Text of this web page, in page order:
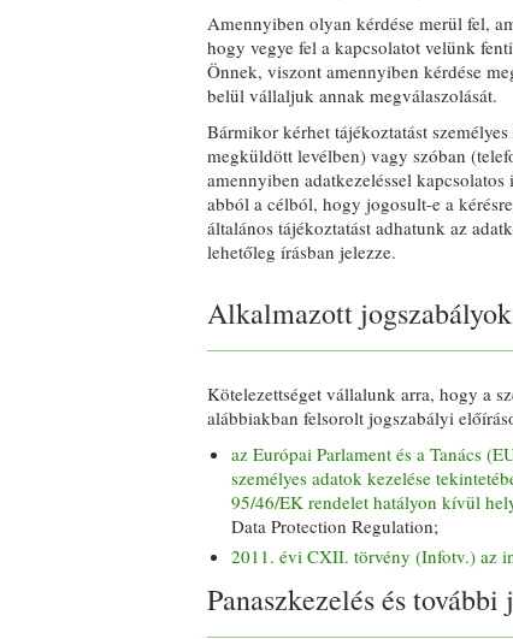
Amennyiben olyan kérdése merül fel,
hogy vegye fel a kapcsolatot velünk
Önnek, viszont amennyiben kérdése
belül vállaljuk annak megválaszolását.
Bármikor kérhet tájékoztatást
megküldött levélben) vagy szóban
amennyiben adatkezeléssel
abból a célból, hogy jogosult-e a
általános tájékoztatást adhatunk az
lehetőleg írásban jelezze.
Alkalmazott jogszabályok
Kötelezettséget vállalunk arra, hogy a
alábbiakban felsorolt jogszabályi
az Európai Parlament és a Tanács
személyes adatok kezelése
95/46/EK rendelet hatályon kívül
Data Protection Regulation;
2011. évi CXII. törvény (Infotv.) az
Panaszkezelés és